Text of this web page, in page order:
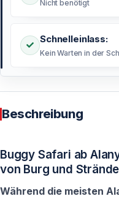
Nicht benötigt
Schnelleinlass:
Kein Warten in der
Beschreibung
Buggy Safari ab
von Burg und
Während die meisten